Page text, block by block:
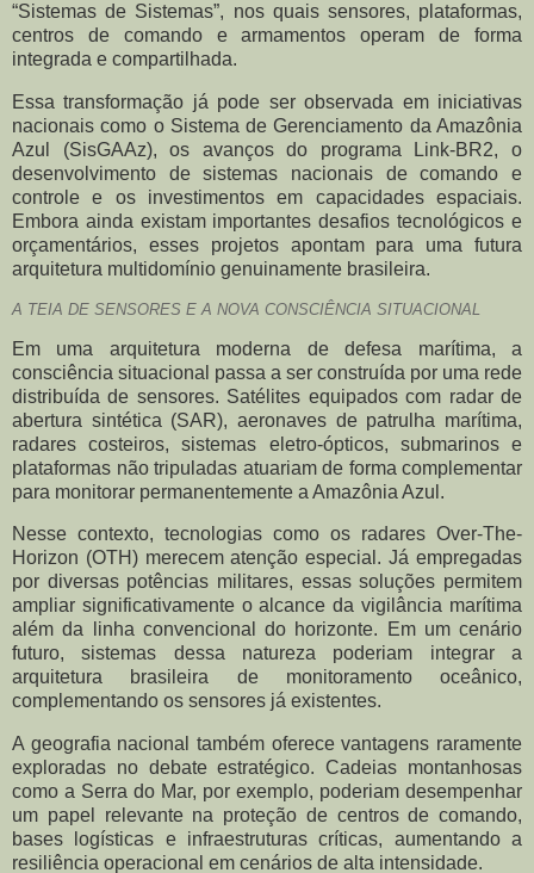
“Sistemas de Sistemas”, nos quais sensores, plataformas,
centros de comando e armamentos operam de forma
integrada e compartilhada.
Essa transformação já pode ser observada em iniciativas
nacionais como o Sistema de Gerenciamento da Amazônia
Azul (SisGAAz), os avanços do programa Link-BR2, o
desenvolvimento de sistemas nacionais de comando e
controle e os investimentos em capacidades espaciais.
Embora ainda existam importantes desafios tecnológicos e
orçamentários, esses projetos apontam para uma futura
arquitetura multidomínio genuinamente brasileira.
A TEIA DE SENSORES E A NOVA CONSCIÊNCIA SITUACIONAL
Em uma arquitetura moderna de defesa marítima, a
consciência situacional passa a ser construída por uma rede
distribuída de sensores. Satélites equipados com radar de
abertura sintética (SAR), aeronaves de patrulha marítima,
radares costeiros, sistemas eletro-ópticos, submarinos e
plataformas não tripuladas atuariam de forma complementar
para monitorar permanentemente a Amazônia Azul.
Nesse contexto, tecnologias como os radares Over-The-
Horizon (OTH) merecem atenção especial. Já empregadas
por diversas potências militares, essas soluções permitem
ampliar significativamente o alcance da vigilância marítima
além da linha convencional do horizonte. Em um cenário
futuro, sistemas dessa natureza poderiam integrar a
arquitetura brasileira de monitoramento oceânico,
complementando os sensores já existentes.
A geografia nacional também oferece vantagens raramente
exploradas no debate estratégico. Cadeias montanhosas
como a Serra do Mar, por exemplo, poderiam desempenhar
um papel relevante na proteção de centros de comando,
bases logísticas e infraestruturas críticas, aumentando a
resiliência operacional em cenários de alta intensidade.